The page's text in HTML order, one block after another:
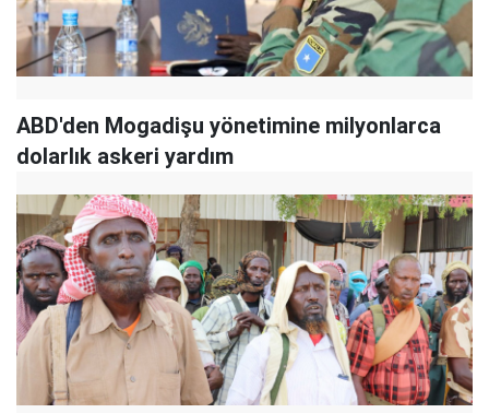
ABD'den Mogadişu yönetimine milyonlarca
dolarlık askeri yardım